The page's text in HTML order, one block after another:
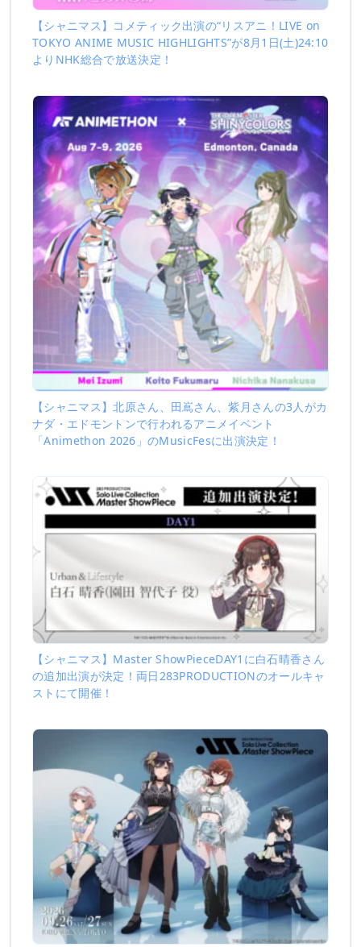
【シャニマス】コメティック出演の“リスアニ！LIVE on
TOKYO ANIME MUSIC HIGHLIGHTS”が8月1日(土)24:10
よりNHK総合で放送決定！
【シャニマス】北原さん、田嶌さん、紫月さんの3人がカ
ナダ・エドモントンで行われるアニメイベント
「Animethon 2026」のMusicFesに出演決定！
【シャニマス】Master ShowPieceDAY1に白石晴香さん
の追加出演が決定！両日283PRODUCTIONのオールキャ
ストにて開催！